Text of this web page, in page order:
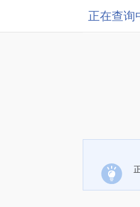
正在查询